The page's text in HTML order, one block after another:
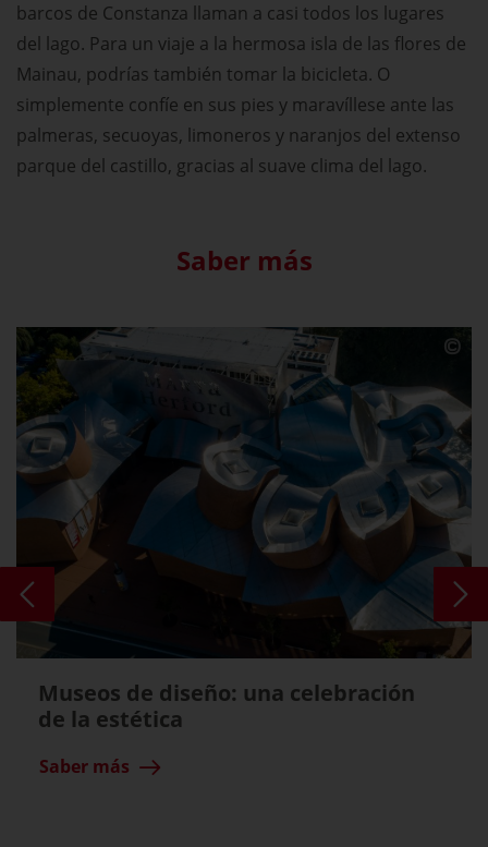
barcos de Constanza llaman a casi todos los lugares
del lago. Para un viaje a la hermosa isla de las flores de
Mainau, podrías también tomar la bicicleta. O
simplemente confíe en sus pies y maravíllese ante las
palmeras, secuoyas, limoneros y naranjos del extenso
parque del castillo, gracias al suave clima del lago.
Saber más
Museos de diseño: una celebración
de la estética
Saber más